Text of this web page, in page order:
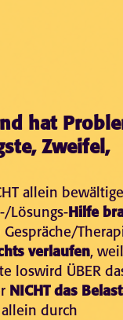
hat
Zweifel,
allein
Lösungs-Hilfe
verlaufen,
loswird ÜBER
NICHT das
durch